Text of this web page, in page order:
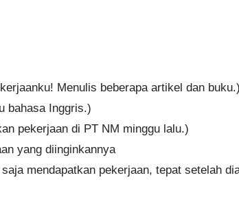
Menulis beberapa artikel dan
bahasa Inggris.)
pekerjaan di PT NM minggu lalu.)
yang diinginkannya
mendapatkan pekerjaan, tepat setelah